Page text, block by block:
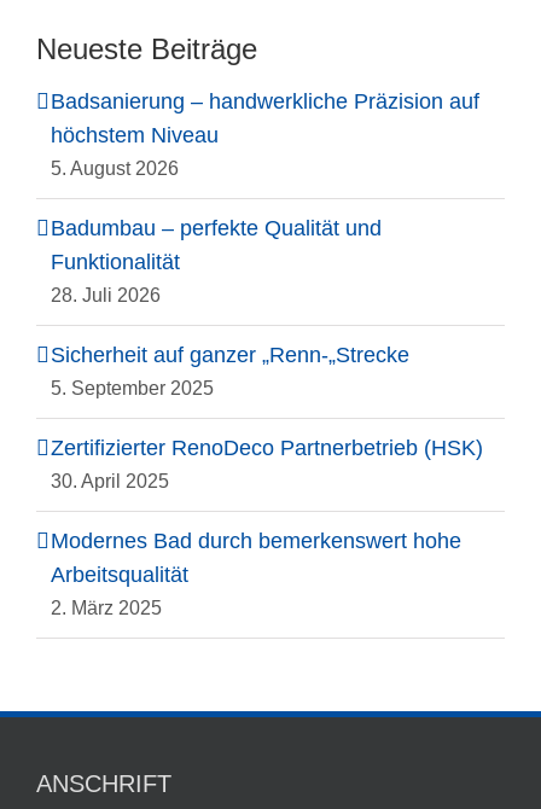
Neueste Beiträge
Badsanierung – handwerkliche Präzision auf
höchstem Niveau
5. August 2026
Badumbau – perfekte Qualität und
Funktionalität
28. Juli 2026
Sicherheit auf ganzer „Renn-„Strecke
5. September 2025
Zertifizierter RenoDeco Partnerbetrieb (HSK)
30. April 2025
Modernes Bad durch bemerkenswert hohe
Arbeitsqualität
2. März 2025
ANSCHRIFT